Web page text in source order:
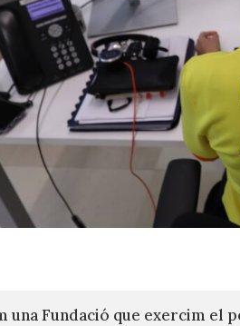
una Fundació que exercim el